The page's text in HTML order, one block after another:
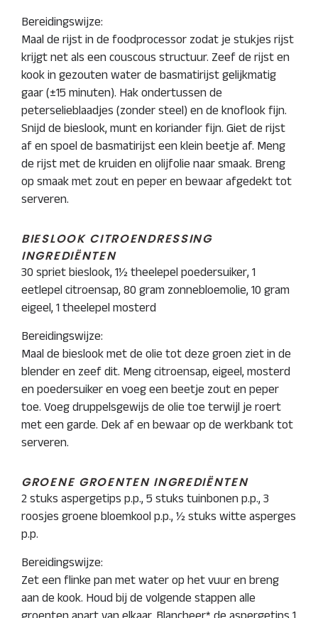
Bereidingswijze:
Maal de rijst in de foodprocessor zodat je stukjes rijst
krijgt net als een couscous structuur. Zeef de rijst en
kook in gezouten water de basmatirijst gelijkmatig
gaar (±15 minuten). Hak ondertussen de
peterselieblaadjes (zonder steel) en de knoflook fijn.
Snijd de bieslook, munt en koriander fijn. Giet de rijst
af en spoel de basmatirijst een klein beetje af. Meng
de rijst met de kruiden en olijfolie naar smaak. Breng
op smaak met zout en peper en bewaar afgedekt tot
serveren.
BIESLOOK CITROENDRESSING
INGREDIËNTEN
30 spriet bieslook, 1½ theelepel poedersuiker, 1
eetlepel citroensap, 80 gram zonnebloemolie, 10 gram
eigeel, 1 theelepel mosterd
Bereidingswijze:
Maal de bieslook met de olie tot deze groen ziet in de
blender en zeef dit. Meng citroensap, eigeel, mosterd
en poedersuiker en voeg een beetje zout en peper
toe. Voeg druppelsgewijs de olie toe terwijl je roert
met een garde. Dek af en bewaar op de werkbank tot
serveren.
GROENE GROENTEN INGREDIËNTEN
2 stuks aspergetips p.p., 5 stuks tuinbonen p.p., 3
roosjes groene bloemkool p.p., ½ stuks witte asperges
p.p.
Bereidingswijze:
Zet een flinke pan met water op het vuur en breng
aan de kook. Houd bij de volgende stappen alle
groenten apart van elkaar. Blancheer* de aspergetips 1